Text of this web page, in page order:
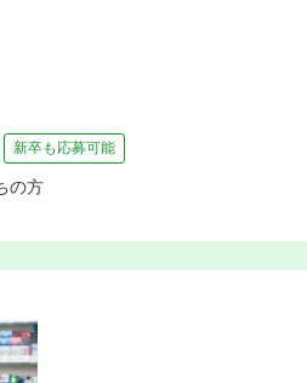
新卒も応募可能
の方